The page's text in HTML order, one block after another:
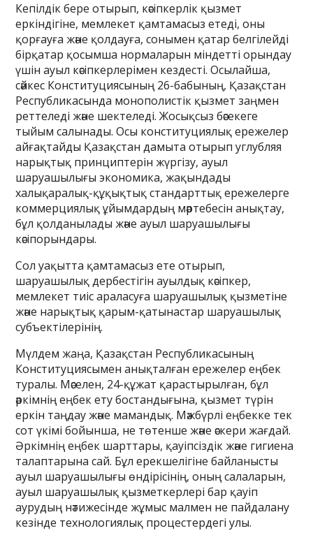
Кепілдік бере отырып, кәсіпкерлік қызмет
еркіндігіне, мемлекет қамтамасыз етеді, оны
қорғауға және қолдауға, сонымен қатар белгілейді
бірқатар қосымша нормаларын міндетті орындау
үшін ауыл кәсіпкерлерімен кездесті. Осылайша,
сәйкес Конституциясының 26-бабының, Қазақстан
Республикасында монополистік қызмет заңмен
реттеледі және шектеледі. Жосықсыз бәсекеге
тыйым салынады. Осы конституциялық ережелер
айғақтайды Қазақстан дамыта отырып углубляя
нарықтық принциптерін жүргізу, ауыл
шаруашылығы экономика, жақындады
халықаралық-құқықтық стандарттық ережелерге
коммерциялық ұйымдардың мәртебесін анықтау,
бұл қолданылады және ауыл шаруашылығы
кәсіпорындары.
Сол уақытта қамтамасыз ете отырып,
шаруашылық дербестігін ауылдық кәсіпкер,
мемлекет тиіс араласуға шаруашылық қызметіне
және нарықтық қарым-қатынастар шаруашылық
субъектілерінің.
Мүлдем жаңа, Қазақстан Республикасының
Конституциясымен анықталған ережелер еңбек
туралы. Мәселен, 24-құжат қарастырылған, бұл
әркімнің еңбек ету бостандығына, қызмет түрін
еркін таңдау және мамандық. Мәжбүрлі еңбекке тек
сот үкімі бойынша, не төтенше және әскери жағдай.
Әркімнің еңбек шарттары, қауіпсіздік және гигиена
талаптарына сай. Бұл ерекшелігіне байланысты
ауыл шаруашылығы өндірісінің, оның салаларын,
ауыл шаруашылық қызметкерлері бар қауіп
аурудың нәтижесінде жұмыс малмен не пайдалану
кезінде технологиялық процестердегі улы.